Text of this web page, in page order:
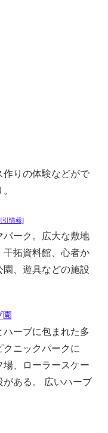
りの体験などがで
引情報]
ーク。広大な敷地
干拓資料館、心者か
園、遊具などの施設
園
ーブに包まれた多
ニックパークに
、ローラースケー
がある。 広いハーブ